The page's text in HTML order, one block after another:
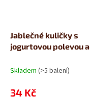
Jablečné kuličky s
jogurtovou polevou a
Skladem (>5 balení)
34 Kč